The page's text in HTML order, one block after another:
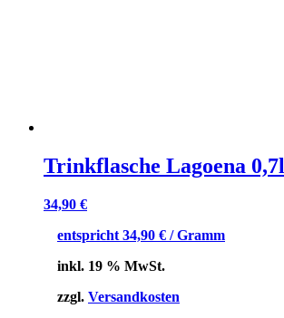
Trinkflasche Lagoena 0,7l
34,90 €
entspricht 34,90 € / Gramm
inkl. 19 % MwSt.
zzgl. Versandkosten